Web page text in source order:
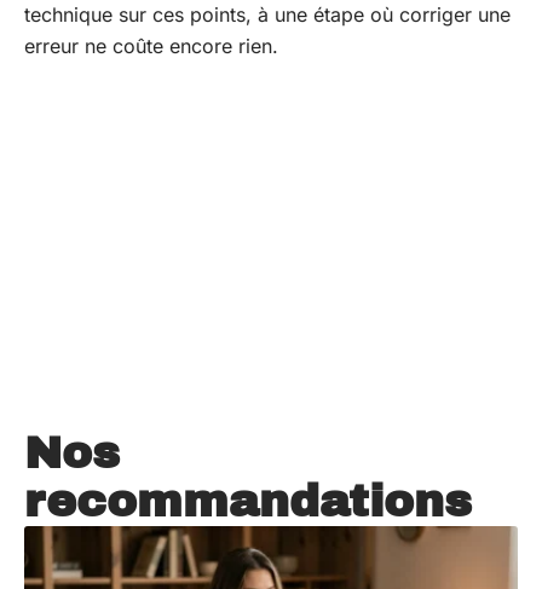
technique sur ces points, à une étape où corriger une
erreur ne coûte encore rien.
Nos
recommandations